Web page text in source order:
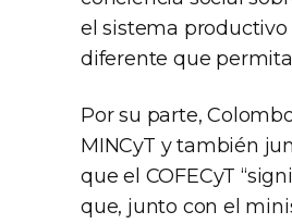
el sistema productivo
diferente que
Por su parte,
MINCyT y también
que el COFECyT
que, junto con el